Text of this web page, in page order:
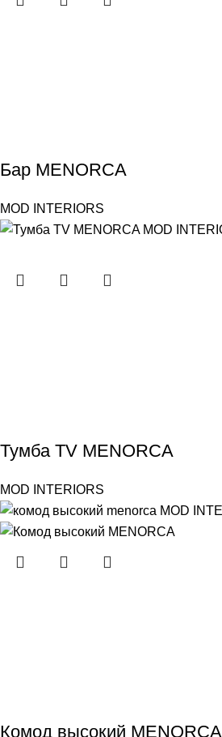
Бар MENORCA
MOD INTERIORS
Тумба TV MENORCA
MOD INTERIORS
Комод высокий MENORCA